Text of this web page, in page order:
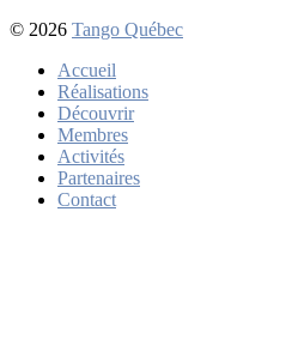
© 2026 Tango Québec
Accueil
Réalisations
Découvrir
Membres
Activités
Partenaires
Contact